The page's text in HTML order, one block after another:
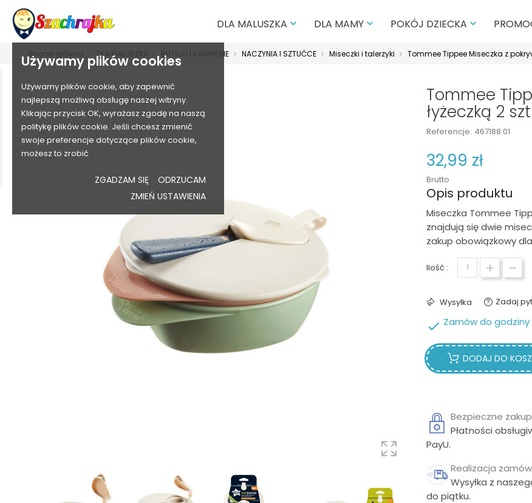
Używamy plików cookies
Używamy plików cookie, aby zapewnić
najlepszą możliwą obsługę naszej witryny.
Klikając przycisk OK, wyrażasz zgodę na naszą
politykę plików cookie. Jeśli chcesz zmienić
swoje preferencje dotyczące plików cookie,
możesz to zrobić
ZGADZAM SIĘ
ODRZUCAM
ZMIEŃ USTAWIENIA
DLA MALUSZKA  DLA MAMY  POKÓJ DZIECKA 
Strona główna DLA MALUSZKA BUTELKI I KARMIENIE NACZYNIA I SZTUĆCE Miseczki i talerzyki Tommee Tippee Miseczka z
Tommee
łyżeczką 2
Referencje: 467188.01
32,99 zł
Brutto
Opis produktu
Miseczka Tommee
znajdują się dwie
zakup obowiązkowy
Ilość :
Wysyłka Zadaj
 Zamów do
DODAJ DO
Bezpieczne
Płatności
PayU.
Realizacja
Wysyłka z
do piątku.